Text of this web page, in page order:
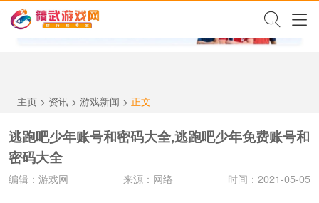
✕
主页> 资讯> 游戏新闻 > 正文
逃跑吧少年账号和密码大全,逃跑吧少年免费账号和
密码大全
编辑：游戏网 来源：网络 时间：2021-05-05